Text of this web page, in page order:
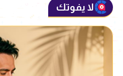
لا يفوتك